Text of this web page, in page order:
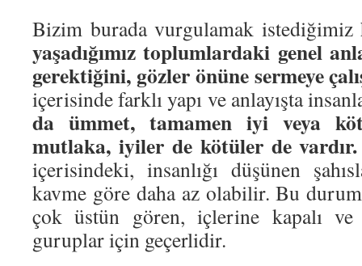
Bizim burada vurgulamak istediğimiz
yaşadığımız toplumlardaki genel
gerektiğini, gözler önüne sermeye
içerisinde farklı yapı ve anlayışta
da ümmet, tamamen iyi veya
mutlaka, iyiler de kötüler de vardır.
içerisindeki, insanlığı düşünen
kavme göre daha az olabilir. Bu
çok üstün gören, içlerine kapalı
guruplar için geçerlidir.